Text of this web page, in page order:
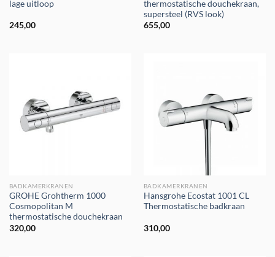
lage uitloop
245,00
thermostatische douchekraan,
supersteel (RVS look)
655,00
BADKAMERKRANEN
GROHE Grohtherm 1000
Cosmopolitan M
thermostatische douchekraan
320,00
BADKAMERKRANEN
Hansgrohe Ecostat 1001 CL
Thermostatische badkraan
310,00